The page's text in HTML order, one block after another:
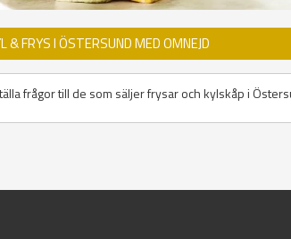
& FRYS I ÖSTERSUND MED OMNEJD
frågor till de som säljer frysar och kylskåp i